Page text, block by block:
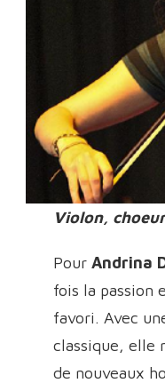
Violon,
PourAndrina
fois la passion
favori. Avec
classique, elle
de nouveaux